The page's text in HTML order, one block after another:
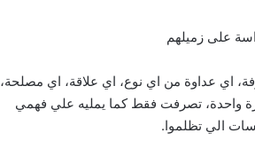
على زميلهم
اي عداوة من اي نوع، اي علاقة، اي مصلحة،
واحدة، تصرفت فقط كما يمليه علي فهمي
الي تظلموا.